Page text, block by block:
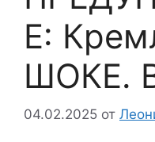
Е:
ШОКЕ.
04.02.2025 от